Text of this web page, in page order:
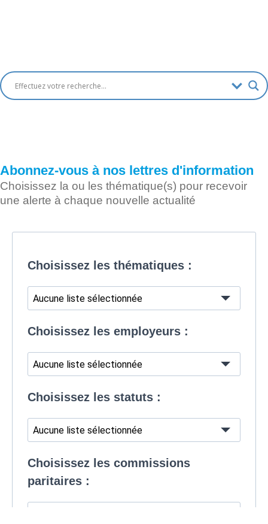
Abonnez-vous à nos lettres d'information
Choisissez la ou les thématique(s) pour recevoir
une alerte à chaque nouvelle actualité